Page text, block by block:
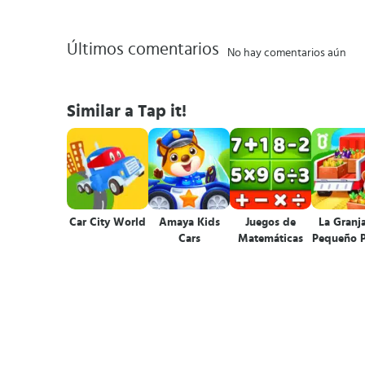
Últimos comentarios No hay comentarios aún
Similar a Tap it!
Car City World
Amaya Kids
Cars
Juegos de
Matemáticas
La
Pequeño